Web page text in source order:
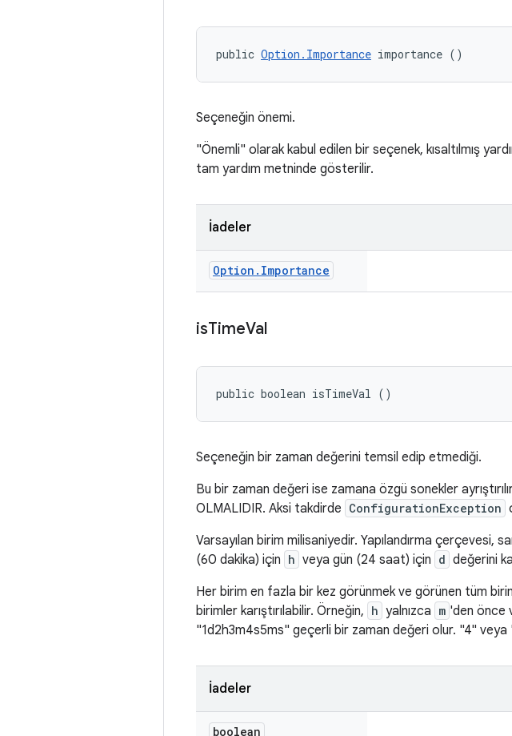
public Option.Importance importance ()
Seçeneğin önemi.
"Önemli" olarak kabul edilen bir seçenek, kısaltılmış
tam yardım metninde gösterilir.
İadeler
Option . Importance
isTimeVal
public boolean isTimeVal ()
Seçeneğin bir zaman değerini temsil edip etmediği.
Bu bir zaman değeri ise zamana özgü sonekler
OLMALIDIR. Aksi takdirde ConfigurationException
Varsayılan birim milisaniyedir. Yapılandırma çerçevesi,
(60 dakika) için h veya gün (24 saat) için d değerini
Her birim en fazla bir kez görünmek ve görünen tüm
birimler karıştırılabilir. Örneğin, h yalnızca m 'den önce
"1d2h3m4s5ms" geçerli bir zaman değeri olur. "4"
İadeler
boolean